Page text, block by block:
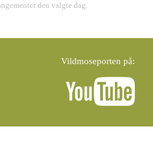
den valgte dag.
Vildmoseporten på: